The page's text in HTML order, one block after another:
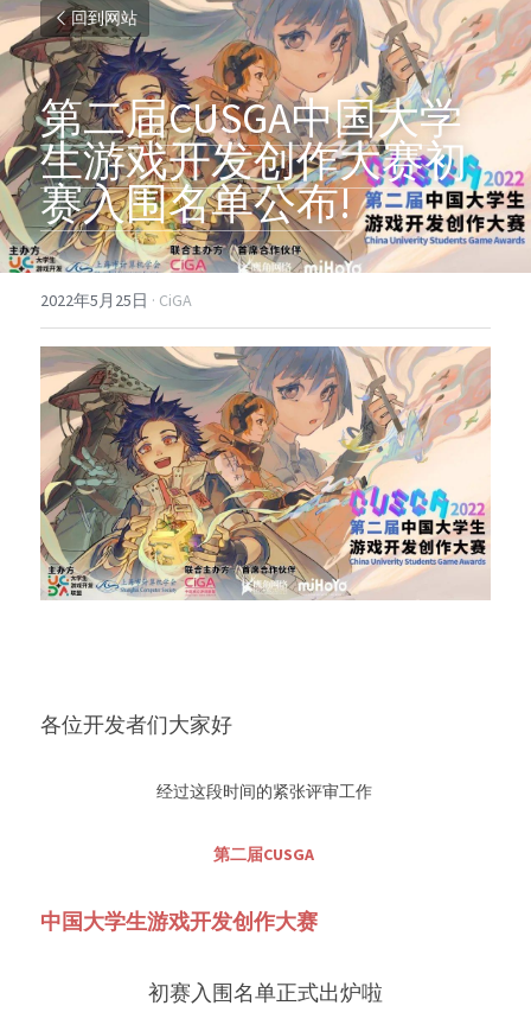
回到网站
第二届CUSGA中国大学
生游戏开发创作大赛初
赛入围名单公布!
2022年5月25日 · CiGA
各位开发者们大家好
经过这段时间的紧张评审工作
第二届CUSGA
中国大学生游戏开发创作大赛
初赛入围名单正式出炉啦